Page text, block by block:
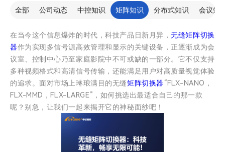
全部 公司动态 中控知识 矩阵知识 分布式知识 会议知
在当今这个信息爆炸的时代，科技产品日新月异，无缝矩阵切换
器作为实现多信号源高效管理和显示的关键设备，正逐渐成为会
议室、控制中心乃至家庭影院中不可或缺的一部分。它不仅支持
多种视频格式和高清信号传输，还能满足用户对高质量视觉体验
的追求。面对市场上琳琅满目的无缝矩阵切换器 “FLX-NANO，
FLX-MMD，FLX-LARGE”，如何挑选出最适合自己的那一款
呢？别急，让我们一起来揭开它的神秘面纱吧！